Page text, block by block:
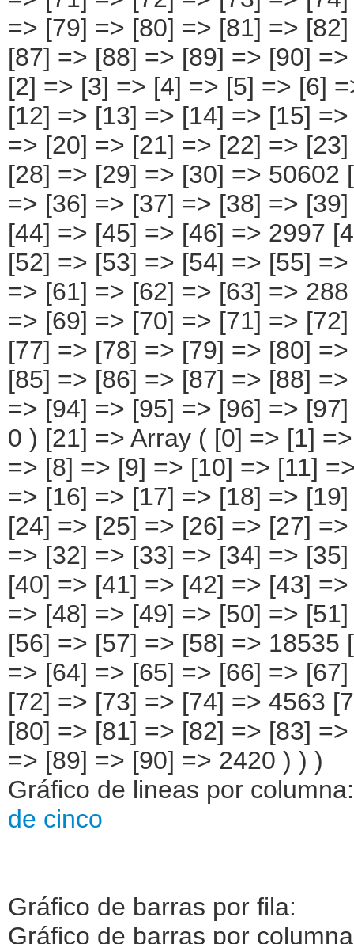
Gráfico de lineas por
de cinco
Gráfico de barras por fila:
Gráfico de barras por